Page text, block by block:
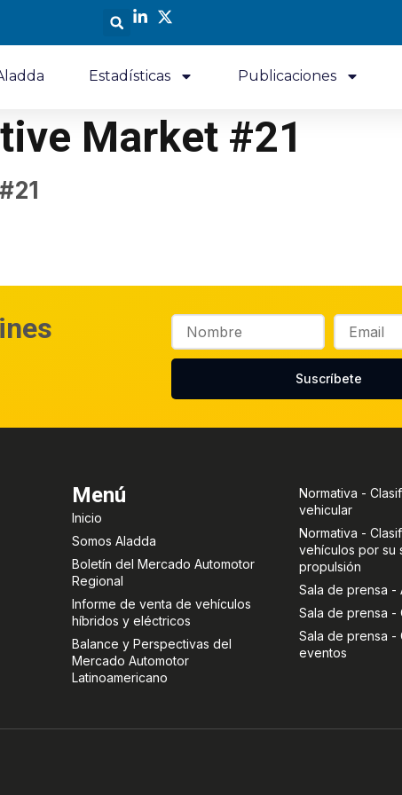
Estadísticas Publicaciones
Market #21
Suscríbete
Menú
Inicio
Somos Aladda
Boletín del Mercado Automotor
Regional
Informe de venta de vehículos
híbridos y eléctricos
Balance y Perspectivas del
Mercado Automotor
Latinoamericano
Normativa -
vehicular
Normativa -
vehículos por su
propulsión
Sala de prensa -
Sala de prensa -
Sala de prensa -
eventos